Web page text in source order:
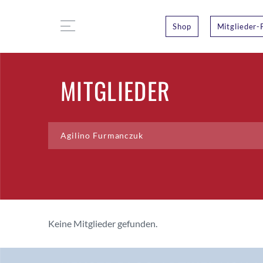
Shop Mitglieder-
MITGLIEDER
Keine Mitglieder gefunden.